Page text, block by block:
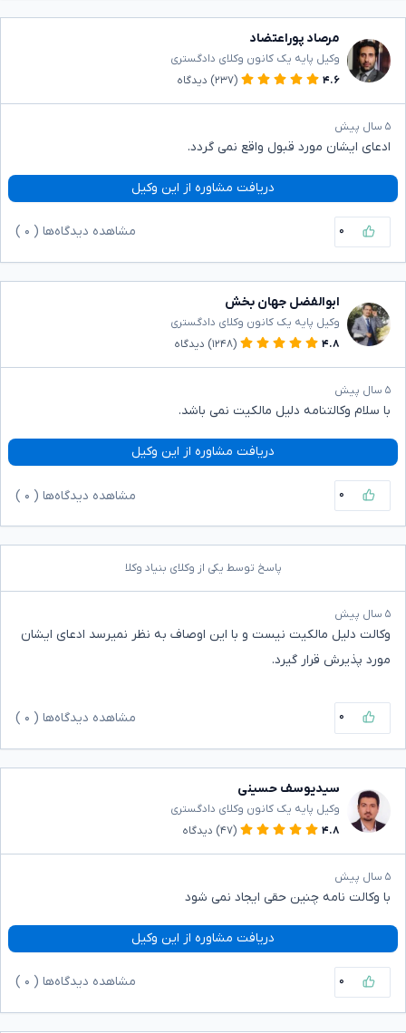
مرصاد پوراعتضاد
وکیل پایه یک کانون وکلای دادگستری
۴.۶
(۲۳۷) دیدگاه
۵ سال پیش
ادعای ایشان مورد قبول واقع نمی گردد.
دریافت مشاوره از این وکیل
۰ مشاهده دیدگاه‌ها ( ۰
ابوالفضل جهان بخش
وکیل پایه یک کانون وکلای دادگستری
۴.۸
(۱۲۴۸) دیدگاه
۵ سال پیش
با سلام وکالتنامه دلیل مالکیت نمی باشد.
دریافت مشاوره از این وکیل
۰ مشاهده دیدگاه‌ها ( ۰
پاسخ توسط یکی از وکلای بنیاد وکلا
۵ سال پیش
وکالت دلیل مالکیت نیست و با این اوصاف به نظر نمیرسد ادعای ایشان
مورد پذیرش قرار گیرد.
۰ مشاهده دیدگاه‌ها ( ۰
سیدیوسف حسینی
وکیل پایه یک کانون وکلای دادگستری
۴.۸
(۴۷) دیدگاه
۵ سال پیش
با وکالت نامه چنین حقی ایجاد نمی شود
دریافت مشاوره از این وکیل
۰ مشاهده دیدگاه‌ها ( ۰